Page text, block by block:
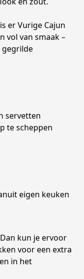
er Vurige Cajun
vol van smaak –
gegrilde
servetten
te scheppen
eigen keuken
Dan kun je ervoor
voor een extra
in het